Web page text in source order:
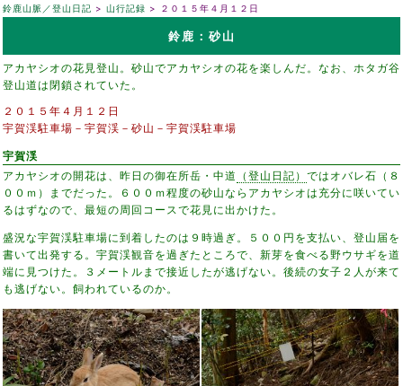
鈴鹿山脈／登山日記 山行記録 ２０１５年４月１２日
鈴鹿：砂山
アカヤシオの花見登山。砂山でアカヤシオの花を楽しんだ。なお、ホタガ谷
登山道は閉鎖されていた。
２０１５年４月１２日
宇賀渓駐車場－宇賀渓－砂山－宇賀渓駐車場
宇賀渓
アカヤシオの開花は、昨日の御在所岳・中道 （登山日記） ではオバレ石（８
００ｍ）までだった。６００ｍ程度の砂山ならアカヤシオは充分に咲いてい
るはずなので、最短の周回コースで花見に出かけた。
盛況な宇賀渓駐車場に到着したのは９時過ぎ。５００円を支払い、登山届を
書いて出発する。宇賀渓観音を過ぎたところで、新芽を食べる野ウサギを道
端に見つけた。３メートルまで接近したが逃げない。後続の女子２人が来て
も逃げない。飼われているのか。